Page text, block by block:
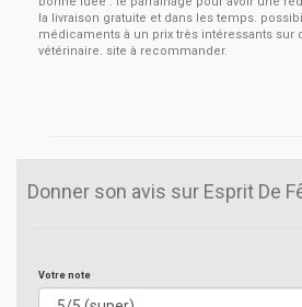
la livraison gratuite et dans les temps.
médicaments à un prix très intéressants sur
vétérinaire. site à recommander.
Donner son avis sur Esprit De
Votre note